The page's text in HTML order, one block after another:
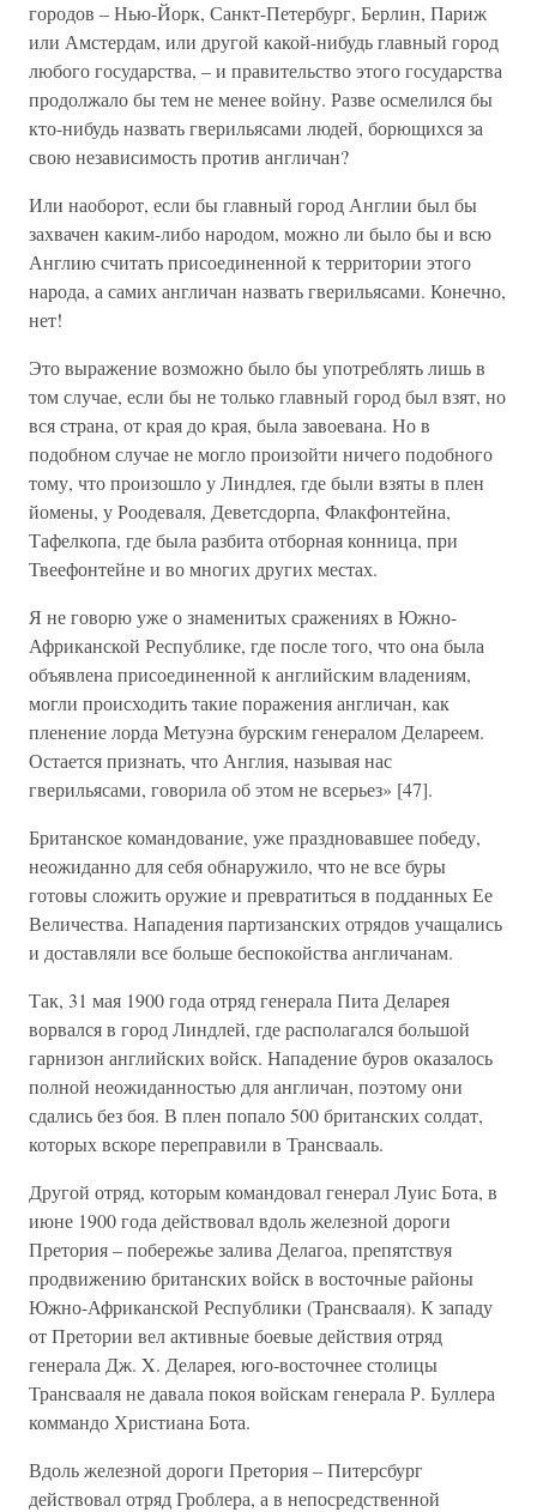
городов – Нью-Йорк, Санкт-Петербург, Берлин, Париж
или Амстердам, или другой какой-нибудь главный город
любого государства, – и правительство этого государства
продолжало бы тем не менее войну. Разве осмелился бы
кто-нибудь назвать гверильясами людей, борющихся за
свою независимость против англичан?
Или наоборот, если бы главный город Англии был бы
захвачен каким-либо народом, можно ли было бы и всю
Англию считать присоединенной к территории этого
народа, а самих англичан назвать гверильясами. Конечно,
нет!
Это выражение возможно было бы употреблять лишь в
том случае, если бы не только главный город был взят, но
вся страна, от края до края, была завоевана. Но в
подобном случае не могло произойти ничего подобного
тому, что произошло у Линдлея, где были взяты в плен
йомены, у Роодеваля, Деветсдорпа, Флакфонтейна,
Тафелкопа, где была разбита отборная конница, при
Твеефонтейне и во многих других местах.
Я не говорю уже о знаменитых сражениях в Южно-
Африканской Республике, где после того, что она была
объявлена присоединенной к английским владениям,
могли происходить такие поражения англичан, как
пленение лорда Метуэна бурским генералом Делареем.
Остается признать, что Англия, называя нас
гверильясами, говорила об этом не всерьез» [47].
Британское командование, уже праздновавшее победу,
неожиданно для себя обнаружило, что не все буры
готовы сложить оружие и превратиться в подданных Ее
Величества. Нападения партизанских отрядов учащались
и доставляли все больше беспокойства англичанам.
Так, 31 мая 1900 года отряд генерала Пита Деларея
ворвался в город Линдлей, где располагался большой
гарнизон английских войск. Нападение буров оказалось
полной неожиданностью для англичан, поэтому они
сдались без боя. В плен попало 500 британских солдат,
которых вскоре переправили в Трансвааль.
Другой отряд, которым командовал генерал Луис Бота, в
июне 1900 года действовал вдоль железной дороги
Претория – побережье залива Делагоа, препятствуя
продвижению британских войск в восточные районы
Южно-Африканской Республики (Трансвааля). К западу
от Претории вел активные боевые действия отряд
генерала Дж. X. Деларея, юго-восточнее столицы
Трансвааля не давала покоя войскам генерала Р. Буллера
коммандо Христиана Бота.
Вдоль железной дороги Претория – Питерсбург
действовал отряд Гроблера, а в непосредственной